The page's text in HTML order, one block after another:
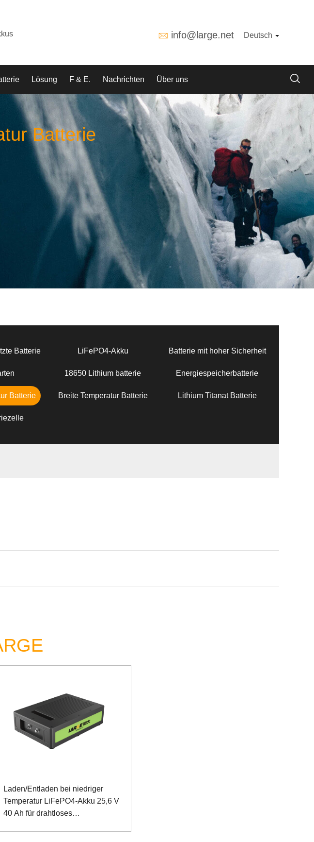
info@large.net Deutsch
Lösung F & E. Nachrichten Über uns
Batterie
Batterie LiFePO4-Akku Batterie mit hoher Sicherheit
18650 Lithium batterie Energiespeicherbatterie
Batterie Breite Temperatur Batterie Lithium Titanat Batterie
Laden/Entladen bei niedriger
Temperatur LiFePO4-Akku 25,6 V
40 Ah für drahtloses